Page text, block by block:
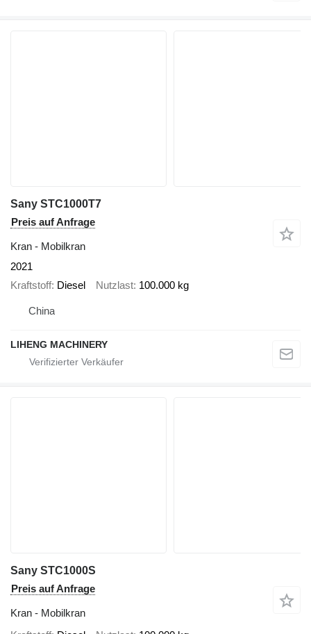
Sany STC1000T7
Preis auf Anfrage
Kran - Mobilkran
2021
Kraftstoff Diesel Nutzlast 100.000 kg
China
LIHENG MACHINERY
Sany STC1000S
Preis auf Anfrage
Kran - Mobilkran